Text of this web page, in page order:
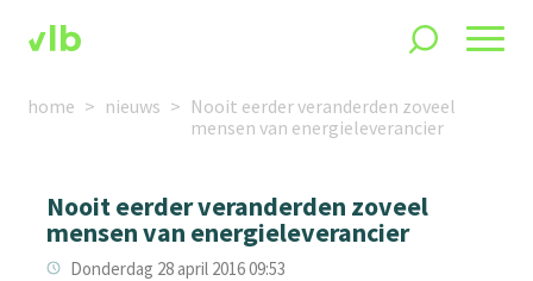
home nieuws
Nooit eerder veranderden zoveel
mensen van energieleverancier
Nooit eerder veranderden zoveel
mensen van energieleverancier
Donderdag 28 april 2016 09:53